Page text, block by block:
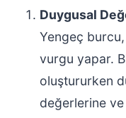
Duygusal
Yengeç
vurgu yapar.
oluştururken
değerlerine